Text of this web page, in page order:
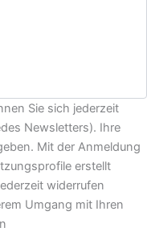
Sie sich jederzeit
Newsletters). Ihre
Mit der Anmeldung
erstellt
widerrufen
Umgang mit Ihren